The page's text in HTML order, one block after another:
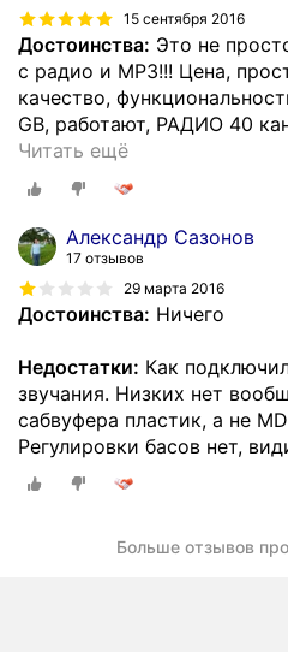
15 сентября 2016
Достоинства: Это не
с радио и МР3!!! Цена,
качество,
GB, работают, РАДИО 40
Читать ещё
Александр Сазонов
17 отзывов
29 марта 2016
Достоинства: Ничего
Недостатки: Как
звучания. Низких нет
сабвуфера пластик, а не
Регулировки басов нет,
Больше отзывов